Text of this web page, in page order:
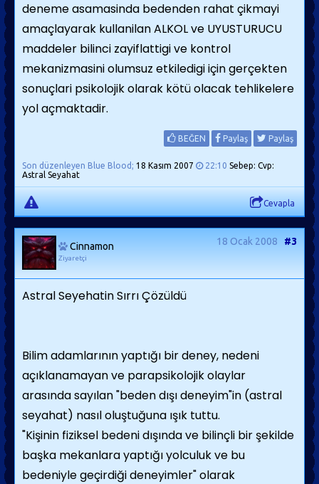
deneme asamasinda bedenden rahat çikmayi
amaçlayarak kullanilan ALKOL ve UYUSTURUCU
maddeler bilinci zayiflattigi ve kontrol
mekanizmasini olumsuz etkiledigi için gerçekten
sonuçlari psikolojik olarak kötü olacak tehlikelere
yol açmaktadir.
BEĞEN Paylaş Paylaş
Son düzenleyen Blue Blood; 18 Kasım 2007 22:10 Sebep: Cvp:
Astral Seyahat
Cevapla
Cinnamon
Ziyaretçi
18 Ocak 2008 #3
Astral Seyehatin Sırrı Çözüldü
Bilim adamlarının yaptığı bir deney, nedeni
açıklanamayan ve parapsikolojik olaylar
arasında sayılan "beden dışı deneyim"in (astral
seyahat) nasıl oluştuğuna ışık tuttu.
"Kişinin fiziksel bedeni dışında ve bilinçli bir şekilde
başka mekanlara yaptığı yolculuk ve bu
bedeniyle geçirdiği deneyimler" olarak